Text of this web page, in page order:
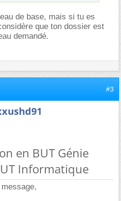
de base, mais si tu es
que ton dossier est
demandé.
#3
en BUT Génie
Informatique